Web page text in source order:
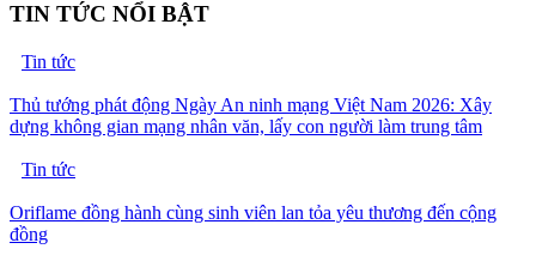
TIN TỨC NỔI BẬT
Tin tức
Thủ tướng phát động Ngày An ninh mạng Việt Nam 2026: Xây
dựng không gian mạng nhân văn, lấy con người làm trung tâm
Tin tức
Oriflame đồng hành cùng sinh viên lan tỏa yêu thương đến cộng
đồng